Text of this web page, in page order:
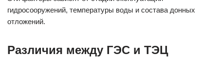
гидросооружений, температуры воды и состава донных
отложений.
Различия между ГЭС и ТЭЦ